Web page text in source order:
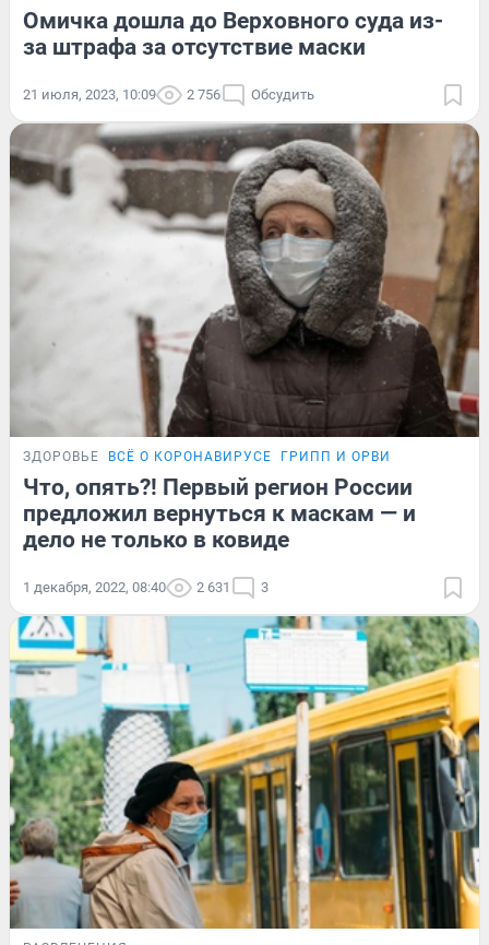
Омичка дошла до Верховного суда из-
за штрафа за отсутствие маски
21 июля, 2023, 10:09 2 756 Обсудить
ЗДОРОВЬЕ ВСЁ О КОРОНАВИРУСЕ ГРИПП И ОРВИ
Что, опять?! Первый регион России
предложил вернуться к маскам — и
дело не только в ковиде
1 декабря, 2022, 08:40 2 631 3